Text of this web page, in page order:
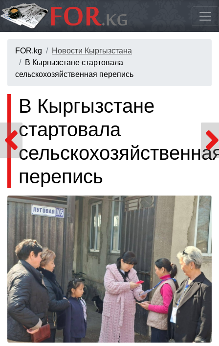
FOR.kg
Новости Кыргызстана
В Кыргызстане стартовала
сельскохозяйственная перепись
В Кыргызстане
стартовала
перепись